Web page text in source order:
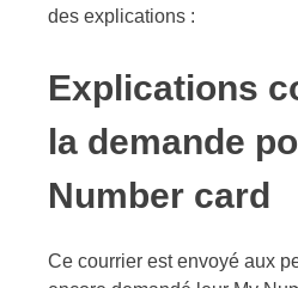
des explications :
Explications
la demande
Number card
Ce courrier est envoyé aux